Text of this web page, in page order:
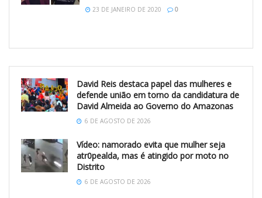
23 DE JANEIRO DE 2020 0
David Reis destaca papel das mulheres e
defende união em torno da candidatura de
David Almeida ao Governo do Amazonas
6 DE AGOSTO DE 2026
Vídeo: namorado evita que mulher seja
atr0pealda, mas é atingido por moto no
Distrito
6 DE AGOSTO DE 2026